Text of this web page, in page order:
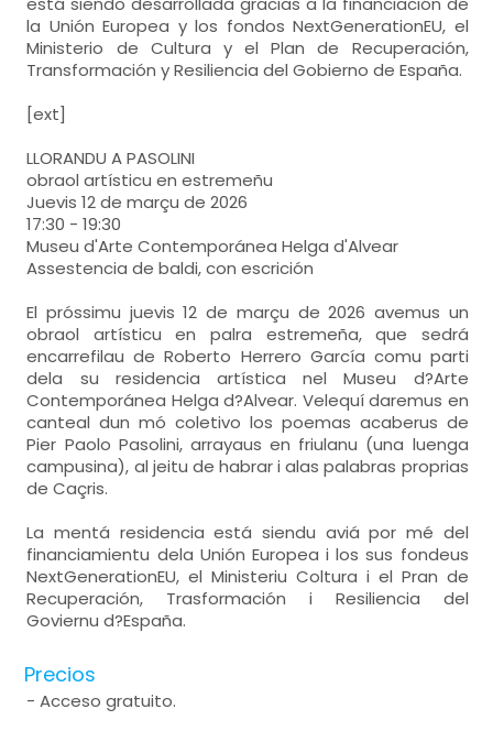
la Unión Europea y los fondos NextGenerationEU, el
Ministerio de Cultura y el Plan de Recuperación,
Transformación y Resiliencia del Gobierno de España.
[ext]
LLORANDU A PASOLINI
obraol artísticu en estremeñu
Juevis 12 de marçu de 2026
17:30 - 19:30
Museu d'Arte Contemporánea Helga d'Alvear
Assestencia de baldi, con escrición
El próssimu juevis 12 de marçu de 2026 avemus un
obraol artísticu en palra estremeña, que sedrá
encarrefilau de Roberto Herrero García comu parti
dela su residencia artística nel Museu d?Arte
Contemporánea Helga d?Alvear. Velequí daremus en
canteal dun mó coletivo los poemas acaberus de
Pier Paolo Pasolini, arrayaus en friulanu (una luenga
campusina), al jeitu de habrar i alas palabras proprias
de Caçris.
La mentá residencia está siendu aviá por mé del
financiamientu dela Unión Europea i los sus fondeus
NextGenerationEU, el Ministeriu Coltura i el Pran de
Recuperación, Trasformación i Resiliencia del
Goviernu d?España.
Precios
- Acceso gratuito.